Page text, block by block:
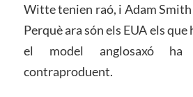
Witte tenien raó, i Adam
Perquè ara són els EUA els
el model anglosaxó ha
contraproduent.